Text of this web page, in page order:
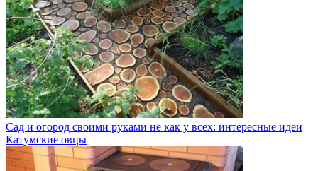
Сад и огород своими руками не как у всех: интересные идеи
Катумские овцы